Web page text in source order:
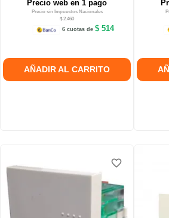
Precio web en 1 pago
Precio sin Impuestos Nacionales
$ 2.460
6 cuotas de$ 514
AÑADIR AL CARRITO
favorite_border
favorite_border